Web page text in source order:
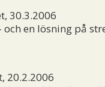
30.3.2006
en lösning på
20.2.2006